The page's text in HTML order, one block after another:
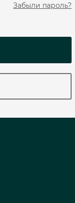
Забыли пароль?